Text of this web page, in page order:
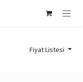
Fiyat Listesi